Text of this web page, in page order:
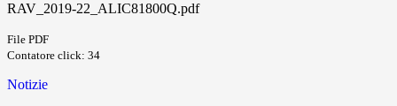
RAV_2019-22_ALIC81800Q.pdf
File PDF
Contatore click: 34
Notizie